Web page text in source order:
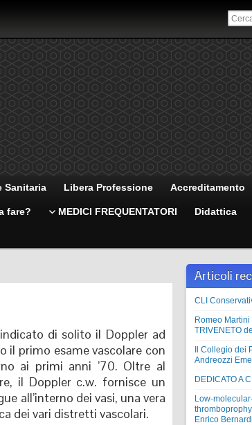
Sanitaria Libera Professione Accreditamento
fare? MEDICI FREQUENTATORI Didattica
di solito il Doppler ad
il primo esame vascolare con
ai primi anni ’70. Oltre al
il Doppler c.w. fornisce un
all’interno dei vasi, una vera
dei vari distretti vascolari.
Articoli
CLI
Romeo
TRIVENETO
Il Collegio dei
Andreozzi
DEDICATO A
Low-
Enrico Bernardi